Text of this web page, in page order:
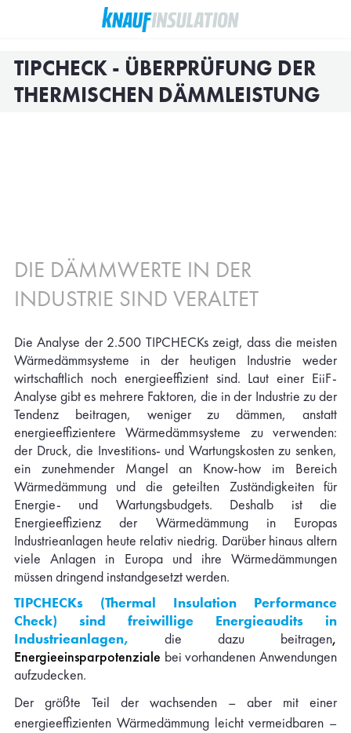
TIPCHECK - ÜBERPRÜFUNG DER
THERMISCHEN DÄMMLEISTUNG
DIE DÄMMWERTE IN DER
INDUSTRIE SIND VERALTET
Die Analyse der 2.500 TIPCHECKs zeigt, dass die meisten
Wärmedämmsysteme in der heutigen Industrie weder
wirtschaftlich noch energieeffizient sind. Laut einer EiiF-
Analyse gibt es mehrere Faktoren, die in der Industrie zu der
Tendenz beitragen, weniger zu dämmen, anstatt
energieeffizientere Wärmedämmsysteme zu verwenden:
der Druck, die Investitions- und Wartungskosten zu senken,
ein zunehmender Mangel an Know-how im Bereich
Wärmedämmung und die geteilten Zuständigkeiten für
Energie- und Wartungsbudgets. Deshalb ist die
Energieeffizienz der Wärmedämmung in Europas
Industrieanlagen heute relativ niedrig. Darüber hinaus altern
viele Anlagen in Europa und ihre Wärmedämmungen
müssen dringend instandgesetzt werden.
TIPCHECKs (Thermal Insulation Performance
Check) sind freiwillige Energieaudits in
Industrieanlagen, die dazu beitragen,
Energieeinsparpotenziale bei vorhandenen Anwendungen
aufzudecken.
Der größte Teil der wachsenden – aber mit einer
energieeffizienten Wärmedämmung leicht vermeidbaren –